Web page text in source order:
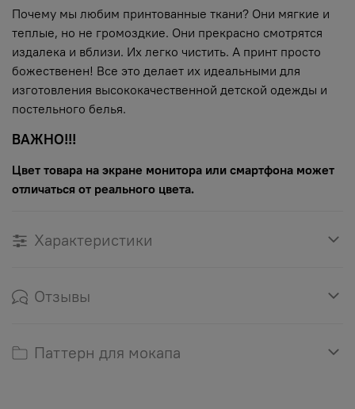
Почему мы любим принтованные ткани? Они мягкие и
теплые, но не громоздкие. Они прекрасно смотрятся
издалека и вблизи. Их легко чистить. А принт просто
божественен! Все это делает их идеальными для
изготовления высококачественной детской одежды и
постельного белья.
ВАЖНО!!!
Цвет товара на экране монитора или смартфона может
отличаться от реального цвета.
Характеристики
Отзывы
Паттерн для мокапа